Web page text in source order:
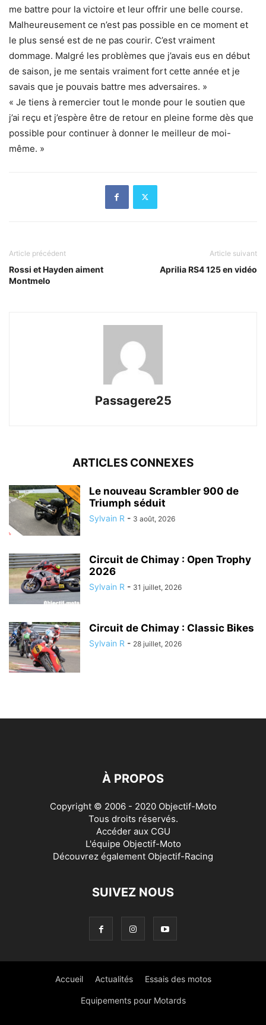
me battre pour la victoire et leur offrir une belle course.
Malheureusement ce n’est pas possible en ce moment et
le plus sensé est de ne pas courir. C’est vraiment
dommage. Malgré les problèmes que j’avais eus en début
de saison, je me sentais vraiment fort cette année et je
savais que je pouvais battre mes adversaires. »
« Je tiens à remercier tout le monde pour le soutien que
j’ai reçu et j’espère être de retour en pleine forme dès que
possible pour continuer à donner le meilleur de moi-
même. »
Article précédent
Rossi et Hayden aiment
Montmelo
Article suivant
Aprilia RS4 125 en vidéo
Passagere25
ARTICLES CONNEXES
Le nouveau Scrambler 900 de
Triumph séduit
Sylvain R - 3 août, 2026
Circuit de Chimay : Open Trophy
2026
Sylvain R - 31 juillet, 2026
Circuit de Chimay : Classic Bikes
Sylvain R - 28 juillet, 2026
À PROPOS
Copyright © 2006 - 2020 Objectif-Moto
Tous droits réservés.
Accéder aux CGU
L'équipe Objectif-Moto
Découvrez également Objectif-Racing
SUIVEZ NOUS
Accueil Actualités Essais des motos
Equipements pour Motards